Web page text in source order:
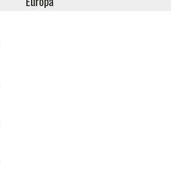
Europa